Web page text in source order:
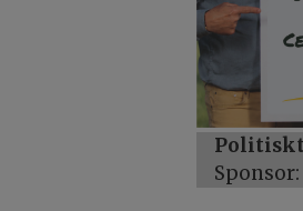
Politiskt